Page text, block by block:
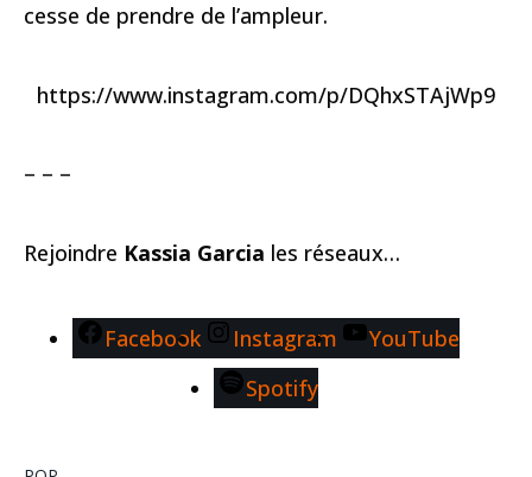
cesse de prendre de l’ampleur.
https://www.instagram.com/p/DQhxSTAjWp9
– – –
Rejoindre Kassia Garcia les réseaux…
Facebook Instagram
YouTube
Spotify